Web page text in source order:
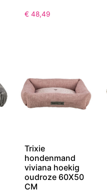
€ 48,49
Trixie
hondenmand
viviana hoekig
oudroze 60X50
CM